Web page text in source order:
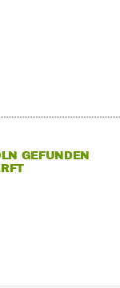
GEFUNDEN